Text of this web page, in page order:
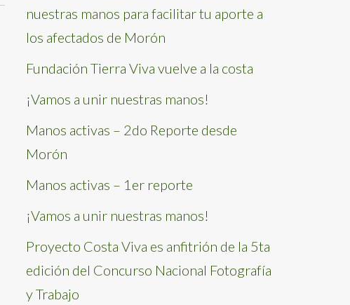
nuestras manos para facilitar tu aporte a
los afectados de Morón
Fundación Tierra Viva vuelve a la costa
¡Vamos a unir nuestras manos!
Manos activas – 2do Reporte desde
Morón
Manos activas – 1er reporte
¡Vamos a unir nuestras manos!
Proyecto Costa Viva es anfitrión de la 5ta
edición del Concurso Nacional Fotografía
y Trabajo